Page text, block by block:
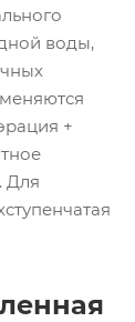
воды,
+
Для